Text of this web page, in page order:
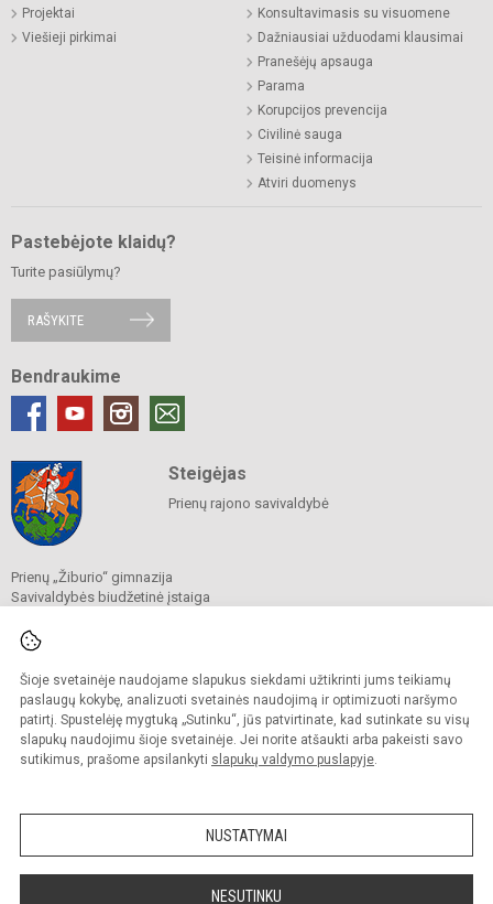
Šioje svetainėje naudojame slapukus siekdami užtikrinti jums teikiamų
paslaugų kokybę, analizuoti svetainės naudojimą ir optimizuoti naršymo
patirtį. Spustelėję mygtuką „Sutinku“, jūs patvirtinate, kad sutinkate su visų
slapukų naudojimu šioje svetainėje. Jei norite atšaukti arba pakeisti savo
sutikimus, prašome apsilankyti slapukų valdymo puslapyje.
NUSTATYMAI
NESUTINKU
Projektai
Viešieji pirkimai
Konsultavimasis su visuomene
Dažniausiai užduodami klausimai
Pranešėjų apsauga
Parama
Korupcijos prevencija
Civilinė sauga
Teisinė informacija
Atviri duomenys
Pastebėjote klaidų?
Turite pasiūlymų?
RAŠYKITE
Bendraukime
Steigėjas
Prienų rajono savivaldybė
Prienų „Žiburio“ gimnazija
Savivaldybės biudžetinė įstaiga
Tel./faks.
El. p.
Duomenys kaupiami ir saugomi
Juridinių asmenų registre
Įmonės kodas 190189676
Kopijuoti turinį be raštiško gimnazijos sutikimo griežtai draudžiama.
Versija neįgaliesiems Slapukų politika
Sumanus būdas atnaujinti